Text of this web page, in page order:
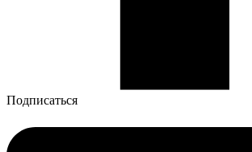
Подписаться